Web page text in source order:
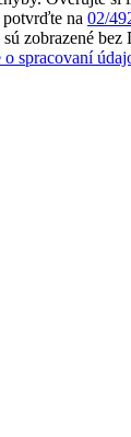
potvrďte na 02/
sú zobrazené
spracovaní